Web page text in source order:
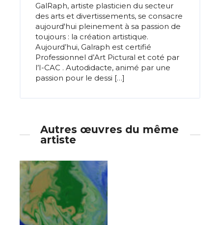
GalRaph, artiste plasticien du secteur
des arts et divertissements, se consacre
aujourd'hui pleinement à sa passion de
toujours : la création artistique.
Aujourd’hui, Galraph est certifié
Professionnel d’Art Pictural et coté par
l’I-CAC . Autodidacte, animé par une
passion pour le dessi […]
Autres œuvres du même
artiste